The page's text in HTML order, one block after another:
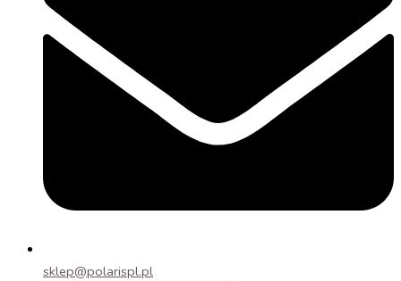
sklep@polarispl.pl